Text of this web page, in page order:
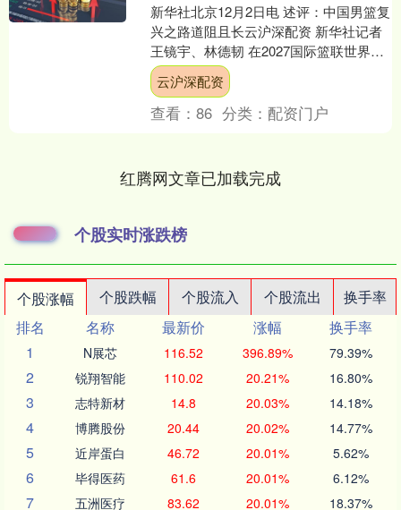
新华社北京12月2日电 述评：中国男篮复
兴之路道阻且长云沪深配资 新华社记者
王镜宇、林德韧 在2027国际篮联世界杯
亚洲区预选赛的第一个窗口期比赛中，
中国男篮面....
云沪深配资
查看：86 分类： 配资门户
红腾网文章已加载完成
个股实时涨跌榜
个股涨幅 个股跌幅 个股流入 个股流出
换手率
排名
名称 最新价 涨幅
换手率
1
N展芯 116.52 396.89% 79.39%
2 锐翔智能 110.02 20.21% 16.80%
3 志特新材 14.8 20.03% 14.18%
4 博腾股份 20.44 20.02% 14.77%
5 近岸蛋白 46.72 20.01% 5.62%
6 毕得医药 61.6 20.01% 6.12%
7 五洲医疗 83.62 20.01% 18.37%